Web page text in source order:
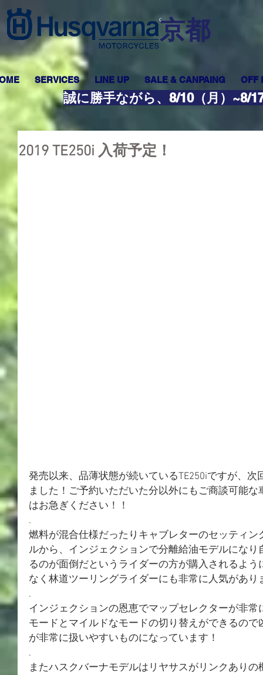
​京都
SERVICES LINE UP SALE & CANPAING OFF
誠に勝手ながら、8/10（月）~8/
2019 TE250i 入荷予定！
発売以来、品薄状態が続いているTE250iですが、次
ました！ご予約いただいた分以外にもご商談可能
はお急ぎください！！
.
燃料が混合仕様だったりキャブレターのセッティ
ルから、インジェクションで分離給油モデルにな
るのが面倒だというライダーの方が購入されるよ
なく林道ツーリングライダーにも非常に人気があり
.
インジェクションの恩恵でマップセレクターが非
モードとマイルドなモードの切り替えができるの
が非常に扱いやすいものになっています！
.
またハスクバーナモデルはリヤサスがリンクあり